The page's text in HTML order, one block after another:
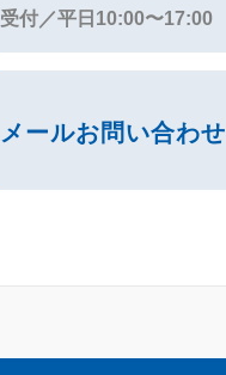
受付／平日10:00〜17:00
メールお問い合わせ